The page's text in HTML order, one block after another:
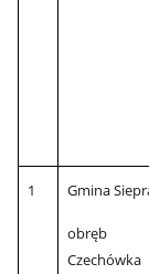
1 Gmina
obręb
Czechówka